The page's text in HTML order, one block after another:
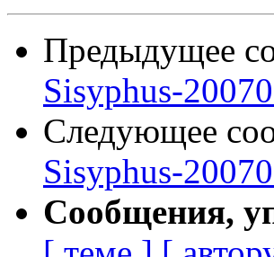
Предыдущее
Sisyphus-
Следующее
Sisyphus-
Сообщения,